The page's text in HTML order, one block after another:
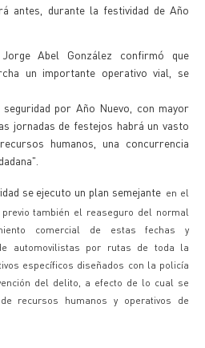
antes, durante la festividad de Año
Abel González confirmó que
un importante operativo vial, se
por Año Nuevo, con mayor
jornadas de festejos habrá un vasto
humanos, una concurrencia
se ejecuto un plan semejante en el
también el reaseguro del normal
comercial de estas fechas y
automovilistas por rutas de toda la
específicos diseñados con la policía
del delito, a efecto de lo cual se
recursos humanos y operativos de